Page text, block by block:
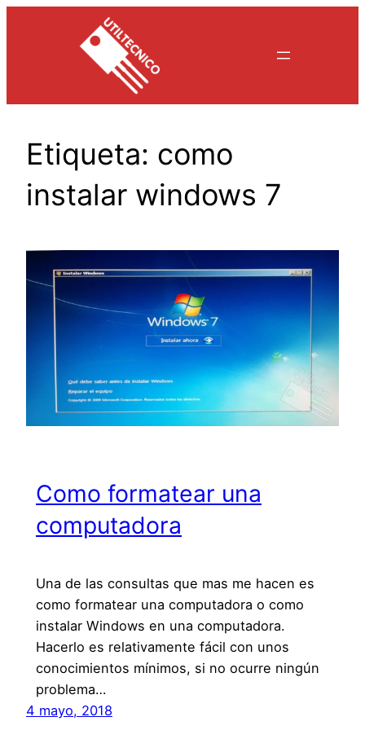
Etiqueta: como
instalar windows 7
Como formatear una
computadora
Una de las consultas que mas me hacen es
como formatear una computadora o como
instalar Windows en una computadora.
Hacerlo es relativamente fácil con unos
conocimientos mínimos, si no ocurre ningún
problema…
4 mayo, 2018